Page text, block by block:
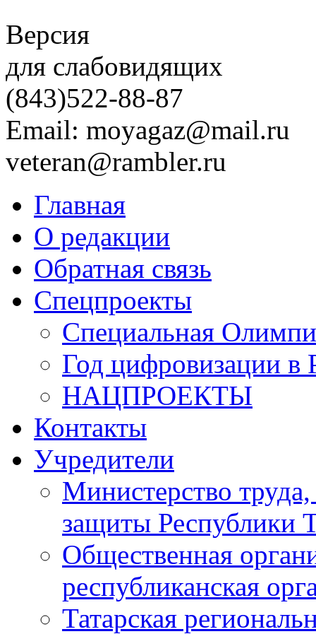
Версия
для слабовидящих
(843)522-88-87
Email: moyagaz@mail.ru
veteran@rambler.ru
Главная
О редакции
Обратная связь
Спецпроекты
Специальная
Год цифровизации в
НАЦПРОЕКТЫ
Контакты
Учредители
Министерство
защиты Республики
Общественная
республиканская
Татарская